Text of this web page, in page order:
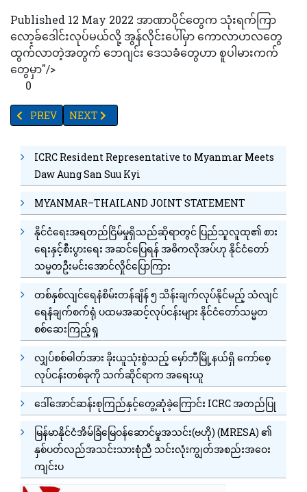
Published 12 May 2022 အာဏာပိုင်တွေက သုံးရက်ကြာ
လော့ခ်ဒေါင်းလုပ်မယ်လို့ အွန်လိုင်းပေါ်မှာ ကောလာဟလတွေ
ထွက်လာတဲ့အတွက် ဘေဂျင်း ဒေသခံတွေဟာ စူပါမားကက်
တွေမှာ"/>
0
PREVIOUS ARTICLE: ရုပ်ရှင်အမှတ်တရပစ္စည်းများ လေလံတင်ပွဲတွ
PREV NEXT ARTICLE: အမေရိကန်တွင် ကိုဗစ်ကြောင့် သေဆုံးသူ
NEXT
ICRC Resident Representative to Myanmar Meets
Daw Aung San Suu Kyi
MYANMAR–THAILAND JOINT STATEMENT
နိုင်ငံရေးအရတည်ငြိမ်မှုရှိသည်ဆိုရာတွင် ပြည်သူလူထု၏ စား
ရေးနှင့်စီးပွားရေး အဆင်ပြေရန် အဓိကလိုအပ်ဟု နိုင်ငံတော်
သမ္မတဦးမင်းအောင်လှိုင်ပြောကြား
တစ်နှစ်လျင်ရေနံစိမ်းတန်ချိန် ၅ သိန်းချက်လုပ်နိုင်မည့် သံလျင်
ရေနံချက်စက်ရုံ ပထမအဆင့်လုပ်ငန်းများ နိုင်ငံတော်သမ္မတ
စစ်ဆေးကြည့်ရှု
လျှပ်စစ်ဓါတ်အား ခိုးယူသုံးစွဲသည့် မှော်ဘီမြို့နယ်ရှိ ကော်စေ့
လုပ်ငန်းတစ်ခုကို သက်ဆိုင်ရာက အရေးယူ
ဒေါ်အောင်ဆန်းစုကြည်နှင့်တွေ့ဆုံခဲ့ကြောင်း ICRC အတည်ပြု
မြန်မာနိုင်ငံအိမ်ခြံမြေဝန်ဆောင်မှုအသင်း(ဗဟို) (MRESA) ၏
နှစ်ပတ်လည်အသင်းသားစုံညီ သင်းလုံးကျွတ်အစည်းအဝေး
ကျင်းပ